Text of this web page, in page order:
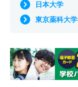
日本大学
東京薬科大学